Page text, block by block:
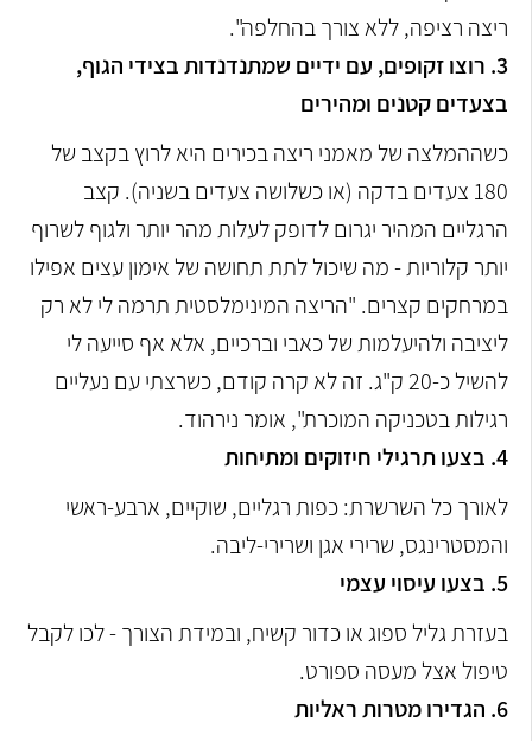
ריצה רציפה, ללא צורך בהחלפה".
3. רוצו זקופים, עם ידיים שמתנדנדות בצידי הגוף,
בצעדים קטנים ומהירים
כשההמלצה של מאמני ריצה בכירים היא לרוץ בקצב של
180 צעדים בדקה (או כשלושה צעדים בשניה). קצב
הרגליים המהיר יגרום לדופק לעלות מהר יותר ולגוף לשרוף
יותר קלוריות - מה שיכול לתת תחושה של אימון עצים אפילו
במרחקים קצרים. "הריצה המינימלסטית תרמה לי לא רק
ליציבה ולהיעלמות של כאבי וברכיים, אלא אף סייעה לי
להשיל כ-20 ק"ג. זה לא קרה קודם, כשרצתי עם נעליים
רגילות בטכניקה המוכרת", אומר נירהוד.
4. בצעו תרגילי חיזוקים ומתיחות
לאורך כל השרשרת: כפות רגליים, שוקיים, ארבע-ראשי
והמסטרינגס, שרירי אגן ושרירי-ליבה.
5. בצעו עיסוי עצמי
בעזרת גליל ספוג או כדור קשיח, ובמידת הצורך - לכו לקבל
טיפול אצל מעסה ספורט.
6. הגדירו מטרות ראליות